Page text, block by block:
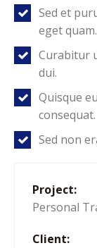
Sed et
eget quam.
Curabitur
dui.
Quisque
consequat.
Sed non
Project:
Personal
Client: